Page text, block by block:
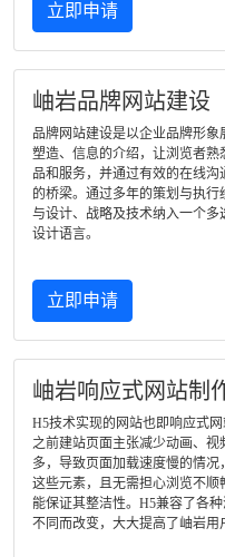
立即申请
岫岩品牌网站建设
品牌网站建设是以企业品牌形
塑造、信息的介绍，让浏览者
品和服务，并通过有效的在线
的桥梁。通过多年的策划与执
与设计、战略及技术纳入一个
设计语言。
立即申请
岫岩响应式网站制
H5技术实现的网站也即响应式
之前建站页面主张减少动画、
多，导致页面加载速度慢的情
这些元素，且无需担心浏览不
能保证其整洁性。H5兼容了各
不同而改变，大大提高了岫岩用